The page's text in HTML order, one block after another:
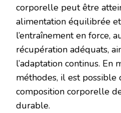
corporelle peut être
alimentation équilibrée
l’entraînement en force,
récupération adéquats,
l’adaptation continus. En
méthodes, il est possible
composition corporelle
durable.